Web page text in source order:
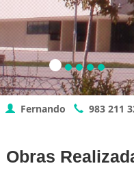
Fernando 983 211
Obras